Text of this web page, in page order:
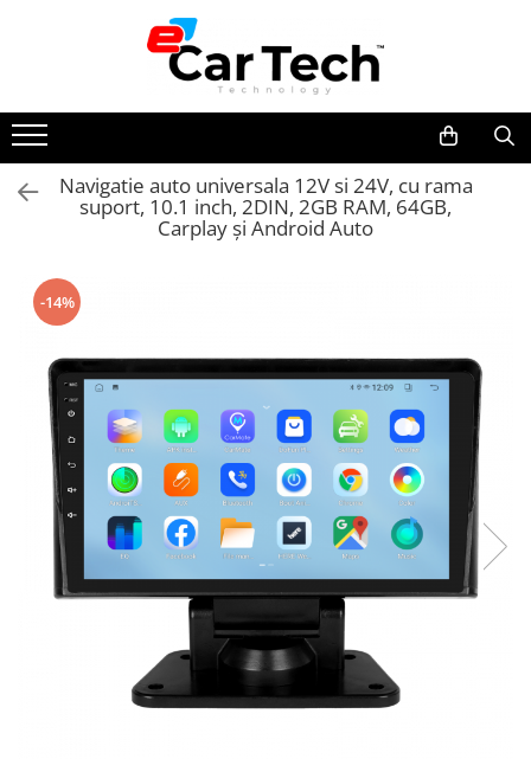
Summer sale
Navigatie dedicata
Navigatii Volkswagen
Navigatii Skoda
Navigatii Seat
Navigatii Opel
Navigatii Hyundai
Navigatii Toyota
Navigatii Dacia
Navigatii Peugeot
Navigatii Audi
Navigatii BMW
Navigatii Mercedes
Navigatii Fiat
Navigatii Nissan
Navigatie auto universala 12V si 24V, cu rama
suport, 10.1 inch, 2DIN, 2GB RAM, 64GB,
Carplay și Android Auto
-14%